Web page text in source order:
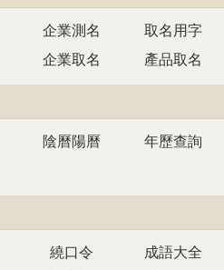
企業測名
取名用字
企業取名 產品取名
陰曆陽曆
年歷查詢
繞口令
成語大全